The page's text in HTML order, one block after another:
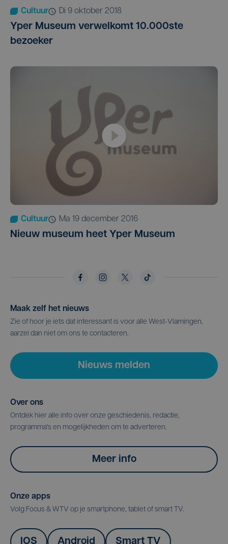
Cultuur di 9 oktober 2018
Yper Museum verwelkomt 10.000ste
bezoeker
Cultuur ma 19 december 2016
Nieuw museum heet Yper Museum
Maak zelf het nieuws
Zie of hoor je iets dat interessant is voor alle West-Vlamingen,
aarzel dan niet om ons te contacteren.
Nieuws melden
Over ons
Ontdek hier alle info over onze geschiedenis, redactie,
programma's en mogelijkheden om te adverteren.
Meer info
Onze apps
Volg Focus & WTV op je smartphone, tablet of smart TV.
IOS Android Smart TV